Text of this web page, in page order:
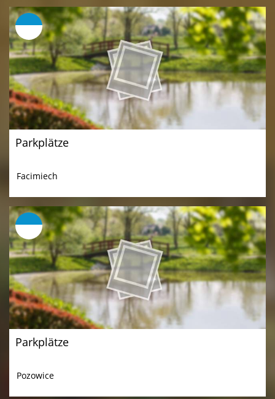
Parkplätze
Facimiech
Parkplätze
Pozowice